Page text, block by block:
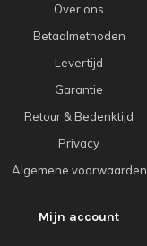
Over ons
Betaalmethoden
Levertijd
Garantie
Retour & Bedenktijd
Privacy
Algemene voorwaarden
Mijn account